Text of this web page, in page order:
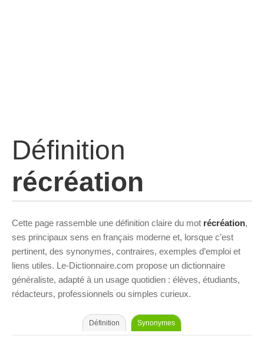
Définition
récréation
Cette page rassemble une définition claire du mot récréation,
ses principaux sens en français moderne et, lorsque c’est
pertinent, des synonymes, contraires, exemples d’emploi et
liens utiles. Le-Dictionnaire.com propose un dictionnaire
généraliste, adapté à un usage quotidien : élèves, étudiants,
rédacteurs, professionnels ou simples curieux.
Définition Synonymes